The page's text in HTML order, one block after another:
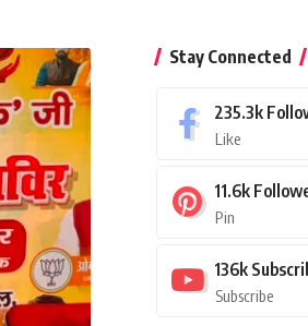
Stay Connected
235.3k
Like
11.6k
Pin
136k
Subscribe